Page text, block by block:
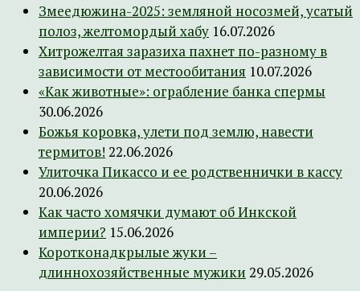
Змеедюжина-2025: земляной носозмей, усатый
полоз, желтомордый хабу 16.07.2026
Хитрожелтая заразиха пахнет по-разному в
зависимости от местообитания 10.07.2026
«Как животные»: ограбление банка спермы
30.06.2026
Божья коровка, улети под землю, навести
термитов! 22.06.2026
Улиточка Пикассо и ее родственнички в кассу
20.06.2026
Как часто хомячки думают об Инкской
империи? 15.06.2026
Коротконадкрылые жуки –
длиннохозяйственные мужики 29.05.2026